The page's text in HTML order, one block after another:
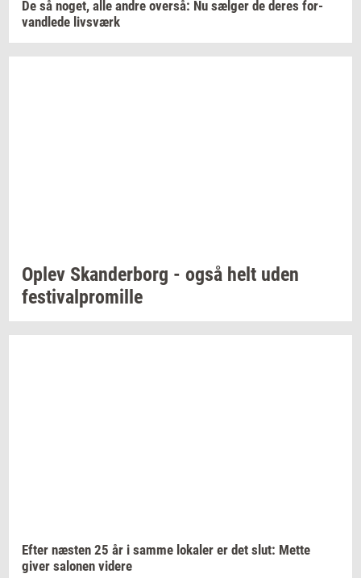
De så noget, alle andre over­så: Nu sæl­ger de deres for­
vand­le­de livs­værk
Oplev Skan­der­borg - også helt uden
festi­val­pro­mil­le
Efter næ­sten 25 år i samme lo­ka­ler er det slut: Mette
giver sa­lo­nen vi­de­re